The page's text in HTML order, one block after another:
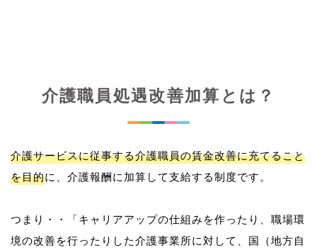
介護職員処遇改善加算とは？
介護サービスに従事する介護職員の賃金改善に充てること
を目的に、介護報酬に加算して支給する制度です。
つまり・・「キャリアアップの仕組みを作ったり、職場環
境の改善を行ったりした介護事業所に対して、国（地方自